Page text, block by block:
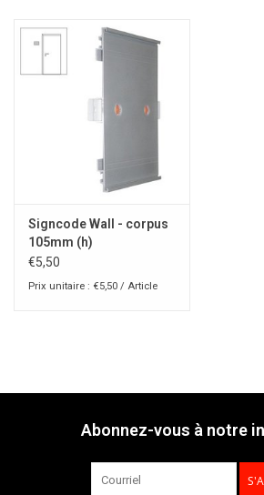
Signcode Wall - corpus
105mm (h)
€5,50
Prix unitaire : €5,50 / Article
Abonnez-vous à notre